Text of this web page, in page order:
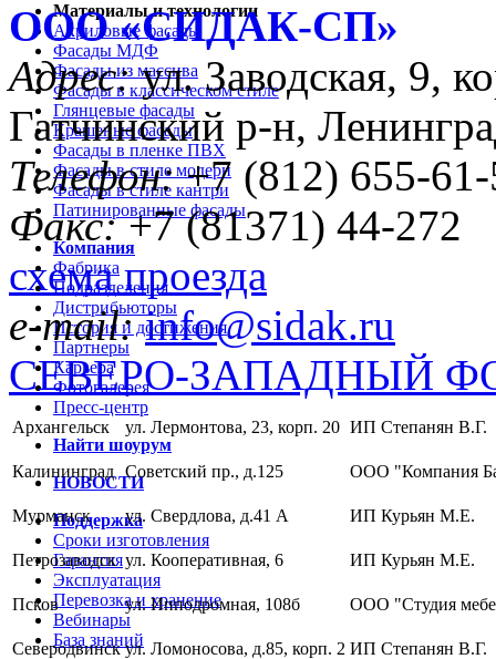
Материалы и технологии
Акриловые фасады
Фасады МДФ
Фасады из массива
Фасады в классическом стиле
Глянцевые фасады
Крашеные фасады
Фасады в пленке ПВХ
Фасады в стиле модерн
Фасады в стиле кантри
Патинированные фасады
Компания
Фабрика
Подразделения
Дистрибьюторы
История и достижения
Партнеры
Карьера
Фотогалерея
Пресс-центр
Найти шоурум
НОВОСТИ
Поддержка
Сроки изготовления
Гарантия
Эксплуатация
Перевозка и хранение
Вебинары
База знаний
ООО «CИДАК-СП»
Адрес:ул. Заводская, 9,
Гатчинский р-н,
Телефон:+7 (812) 655-
Факс:+7 (81371) 44-272
схема проезда
e-mail: info@sidak.ru
СЕВЕРО-ЗАПАДНЫЙ
Архангельск ул. Лермонтова, 23, корп. 20 ИП Степанян В.Г.
Калининград Советский пр., д.125 ООО "Компания
Мурманск ул. Свердлова, д.41 А ИП Курьян М.Е.
Петрозаводск ул. Кооперативная, 6 ИП Курьян М.Е.
Псков ул. Ипподромная, 108б ООО "Студия
Северодвинск ул. Ломоносова, д.85, корп. 2 ИП Степанян В.Г.